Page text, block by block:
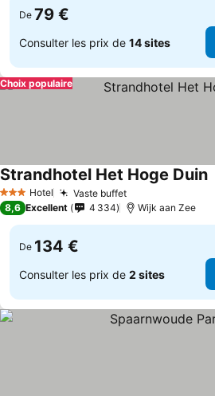
De 79 €
Consulter les prix de 14 sites
Choix populaire
3 ÉtoilesHotel Vaste buffet
Strandhotel Het Hoge Duin
8,6 Excellent 4 334 Wijk aan Zee
De 134 €
Consulter les prix de 2 sites